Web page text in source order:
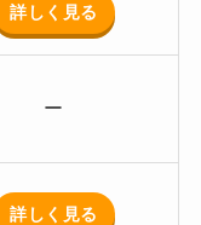
詳しく見る
ー
詳しく見る